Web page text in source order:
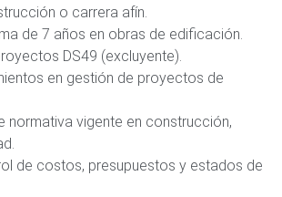
o carrera afín.
de 7 años en obras de edificación.
DS49 (excluyente).
en gestión de proyectos de
normativa vigente en construcción,
de costos, presupuestos y estados de